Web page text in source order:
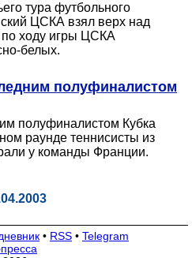
тура футбольного
ЦСКА взял верх над
ходу игры ЦСКА
белых.
полуфиналистом
полуфиналистом Кубка
раунде теннисисты из
у команды Франции.
• RSS • Telegram